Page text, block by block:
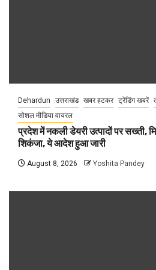
Dehardun उत्तराखंड खबर हटकर ट्रेंडिंग खबरें
सोशल मीडिया वायरल
प्रदेश में नकली डेयरी उत्पादों पर सख्ती,
शिकंजा, ये आदेश हुआ जारी
August 8, 2026 Yoshita Pandey